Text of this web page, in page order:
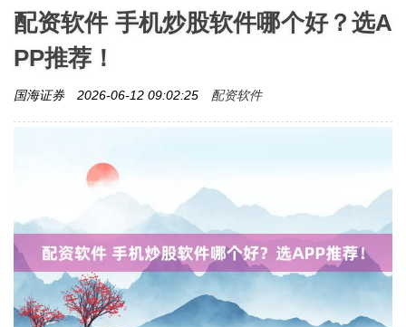
配资软件 手机炒股软件哪个好？选A
PP推荐！
国海证券 2026-06-12 09:02:25 配资软件